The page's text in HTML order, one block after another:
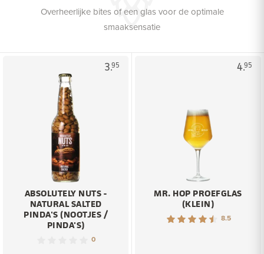
Overheerlijke bites of een glas voor de optimale
smaaksensatie
3.95
ABSOLUTELY NUTS -
NATURAL SALTED
PINDA'S (NOOTJES /
PINDA'S)
0
4.95
MR. HOP PROEFGLAS
(KLEIN)
8.5